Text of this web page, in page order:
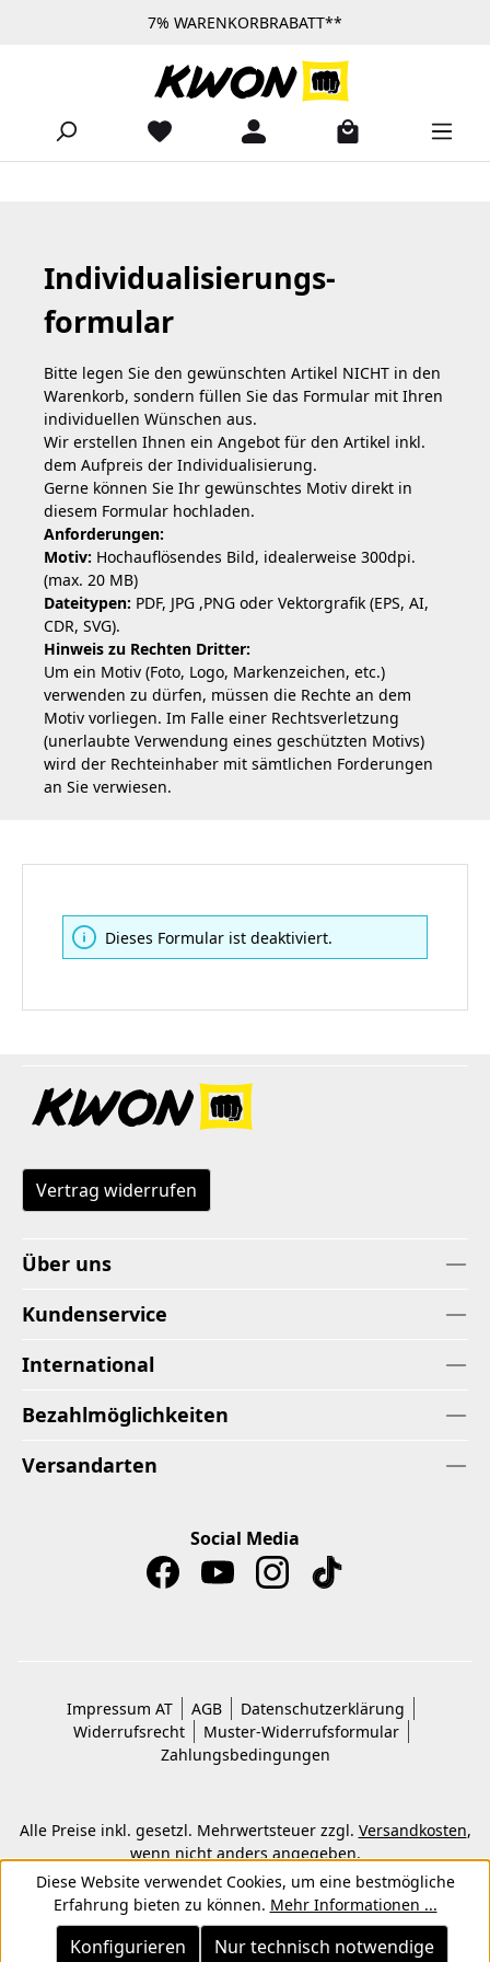
Zum Hauptinhalt springen7% WARENKORBRABATT**
Individualisierungs­
formular
Bitte legen Sie den gewünschten Artikel NICHT in den
Warenkorb, sondern füllen Sie das Formular mit Ihren
individuellen Wünschen aus.
Wir erstellen Ihnen ein Angebot für den Artikel inkl.
dem Aufpreis der Individualisierung.
Gerne können Sie Ihr gewünschtes Motiv direkt in
diesem Formular hochladen.
Anforderungen:
Motiv: Hochauflösendes Bild, idealerweise 300dpi.
(max. 20 MB)
Dateitypen: PDF, JPG ,PNG oder Vektorgrafik (EPS, AI,
CDR, SVG).
Hinweis zu Rechten Dritter:
Um ein Motiv (Foto, Logo, Markenzeichen, etc.)
verwenden zu dürfen, müssen die Rechte an dem
Motiv vorliegen. Im Falle einer Rechtsverletzung
(unerlaubte Verwendung eines geschützten Motivs)
wird der Rechteinhaber mit sämtlichen Forderungen
an Sie verwiesen.
Dieses Formular ist deaktiviert.
Vertrag widerrufen
Über uns
Kundenservice
International
Bezahlmöglichkeiten
Versandarten
Social Media
Impressum AT AGB
Datenschutzerklärung
Widerrufsrecht
Muster-Widerrufsformular
Zahlungsbedingungen
Alle Preise inkl. gesetzl. Mehrwertsteuer zzgl. Versandkosten,
wenn nicht anders angegeben.
© 2026 Copyright © Kwon KG. Alle Rechte vorbehalten.
Diese Website verwendet Cookies, um eine bestmögliche
Erfahrung bieten zu können. Mehr Informationen ...
Nur technisch notwendige
Konfigurieren